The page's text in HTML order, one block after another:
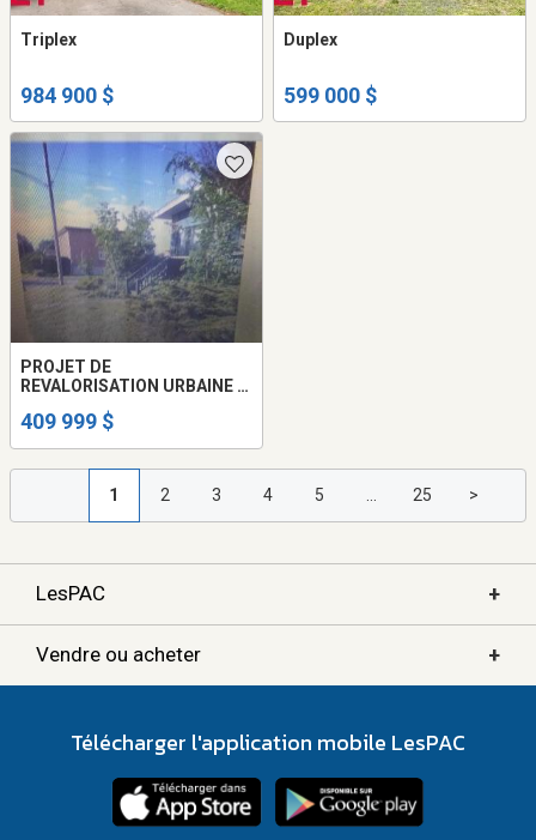
Triplex
984 900 $
Duplex
599 000 $
PROJET DE
REVALORISATION URBAINE (3
Terrebonne
409 999 $
1 2 3 4 5 ... 25 >
LesPAC +
Vendre ou acheter +
Télécharger l'application mobile LesPAC